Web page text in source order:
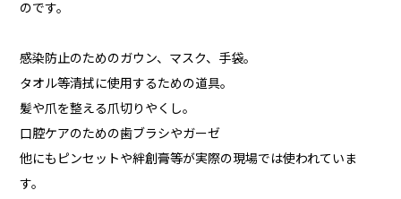
のです。
感染防止のためのガウン、マスク、手袋。
タオル等清拭に使用するための道具。
髪や爪を整える爪切りやくし。
口腔ケアのための歯ブラシやガーゼ
他にもピンセットや絆創膏等が実際の現場では使われていま
す。